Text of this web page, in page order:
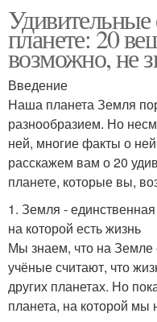
планете: 20
возможно, не
Введение
Наша планета Земля
разнообразием. Но
ней, многие факты о
расскажем вам о 20
планете, которые вы,
1. Земля -
на которой есть жизнь
Мы знаем, что на Земле
учёные считают, что
других планетах. Но
планета, на которой мы